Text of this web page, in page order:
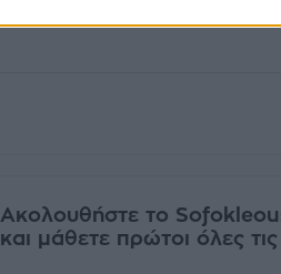
Ακολουθήστε το
και μάθετε πρώτοι όλες τις